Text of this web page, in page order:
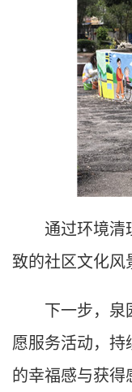
通过环境清理
致的社区文化风
下一步，泉园
愿服务活动，持
的幸福感与获得